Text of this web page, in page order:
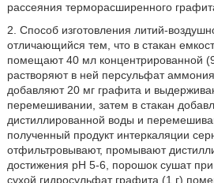
рассеяния терморасширенного
2. Способ изготовления литий-
отличающийся тем, что в стакан
помещают 40 мл концентрированной
растворяют в ней персульфат
добавляют 20 мг графита и
перемешивании, затем в стакан
дистиллированной воды и
полученный продукт интеркаляции
отфильтровывают, промывают
достижения рН 5-6, порошок сушат при
сухой гидросульфат графита (1 г)